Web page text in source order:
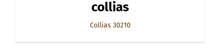
collias
Collias 30210